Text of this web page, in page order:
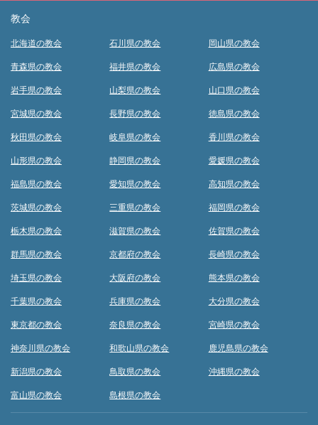
教会
北海道の教会
青森県の教会
岩手県の教会
宮城県の教会
秋田県の教会
山形県の教会
福島県の教会
茨城県の教会
栃木県の教会
群馬県の教会
埼玉県の教会
千葉県の教会
東京都の教会
神奈川県の教会
新潟県の教会
富山県の教会
石川県の教会
福井県の教会
山梨県の教会
長野県の教会
岐阜県の教会
静岡県の教会
愛知県の教会
三重県の教会
滋賀県の教会
京都府の教会
大阪府の教会
兵庫県の教会
奈良県の教会
和歌山県の教会
鳥取県の教会
島根県の教会
岡山県の教会
広島県の教会
山口県の教会
徳島県の教会
香川県の教会
愛媛県の教会
高知県の教会
福岡県の教会
佐賀県の教会
長崎県の教会
熊本県の教会
大分県の教会
宮崎県の教会
鹿児島県の教会
沖縄県の教会